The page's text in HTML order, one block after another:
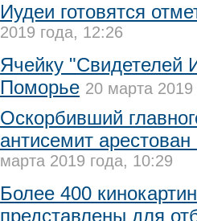
Иудеи готовятся
2019 года, 12:26
Ячейку "Свидетелей
Поморье 20 марта 2019
Оскорбивший
антисемит
марта 2019 года, 10:29
Более 400
представлены для